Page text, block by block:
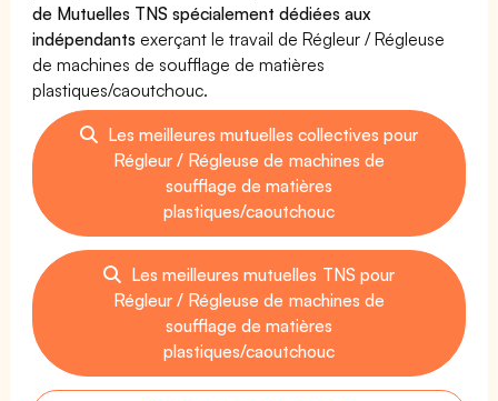
de Mutuelles TNS spécialement dédiées aux
indépendants exerçant le travail de Régleur / Régleuse
de machines de soufflage de matières
plastiques/caoutchouc.
Les meilleures mutuelles collectives pour
Régleur / Régleuse de machines de
soufflage de matières
plastiques/caoutchouc
Les meilleures mutuelles TNS pour
Régleur / Régleuse de machines de
soufflage de matières
plastiques/caoutchouc